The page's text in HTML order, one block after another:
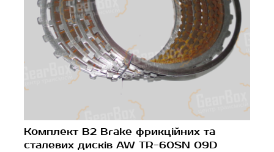
Комплект B2 Brake фрикційних та
сталевих дисків AW TR-60SN 09D